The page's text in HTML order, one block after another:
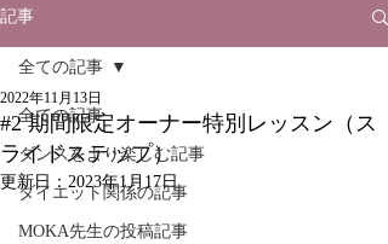
記事
全ての記事
ダンスをより楽しむ記事
ダイエット関係の記事
MOKA先生の投稿記事
全ての記事
#2 期間限定オーナー特別レッスン（ス
ライドステップ）
2022年11月13日
更新日： 2023年1月17日